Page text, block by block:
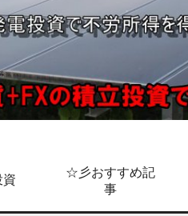
資
☆彡おすすめ記
事